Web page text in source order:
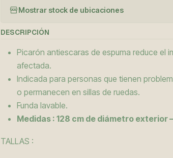
Mostrar stock de ubicaciones
DESCRIPCIÓN
Picarón antiescaras de espuma reduce el
afectada.
Indicada para personas que tienen
o permanecen en sillas de ruedas.
Funda lavable.
Medidas : 128 cm de diámetro exterior
TALLAS :